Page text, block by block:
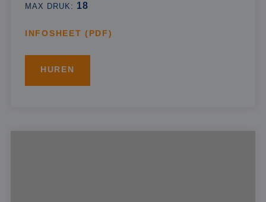
MAX DRUK: 18
INFOSHEET (PDF)
HUREN